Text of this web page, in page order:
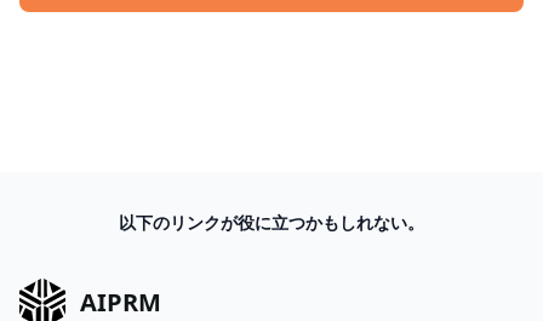
以下のリンクが役に立つかもしれない。
AIPRM